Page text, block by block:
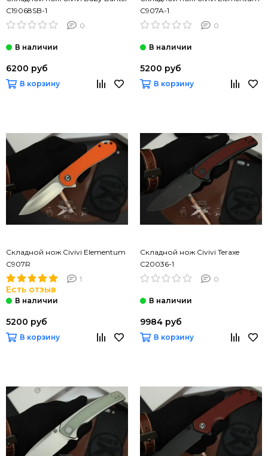
C19068SB-1
0
6200 руб
В корзину
C907A-1
0
5200 руб
В корзину
Складной нож Civivi Elementum
C907R
1
Есть отзыв
5200 руб
В корзину
Складной нож Civivi Teraxe
C20036-1
0
9984 руб
В корзину